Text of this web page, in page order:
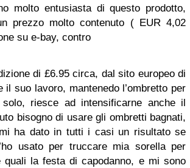
molto entusiasta di questo prodotto,
prezzo molto contenuto ( EUR 4,02
su e-bay, contro
di £6.95 circa, dal sito europeo di
il suo lavoro, mantenedo l’ombretto per
riesce ad intensificarne anche il
bisogno di usare gli ombretti bagnati,
ha dato in tutti i casi un risultato se
usato per truccare mia sorella per
la festa di capodanno, e mi sono